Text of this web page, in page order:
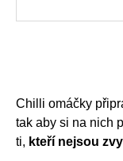
Chilli omáčky
tak aby si na nich
ti, kteří nejsou